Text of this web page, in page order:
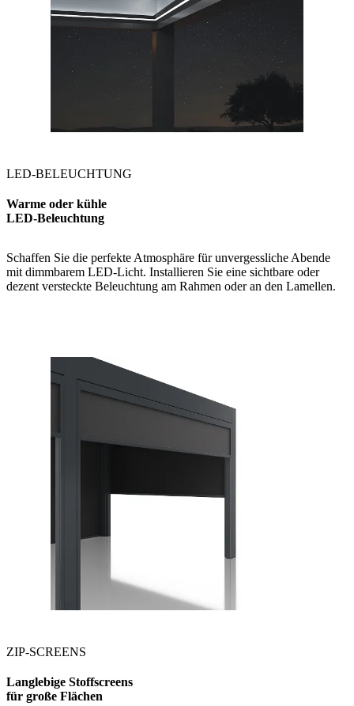
LED-BELEUCHTUNG
Warme oder kühle
LED-Beleuchtung
Schaffen Sie die perfekte Atmosphäre für unvergessliche Abende
mit dimmbarem LED-Licht. Installieren Sie eine sichtbare oder
dezent versteckte Beleuchtung am Rahmen oder an den Lamellen.
ZIP-SCREENS
Langlebige Stoffscreens
für große Flächen